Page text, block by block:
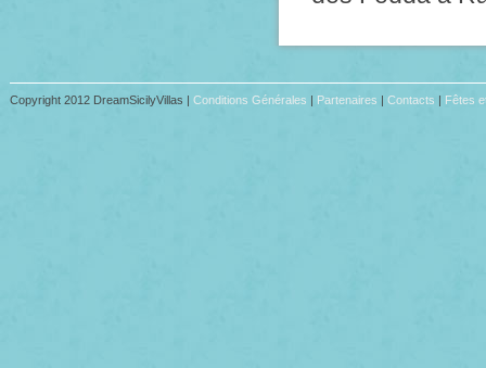
Copyright 2012 DreamSicilyVillas | Conditions Générales | Partenaires | Contacts | Fêtes